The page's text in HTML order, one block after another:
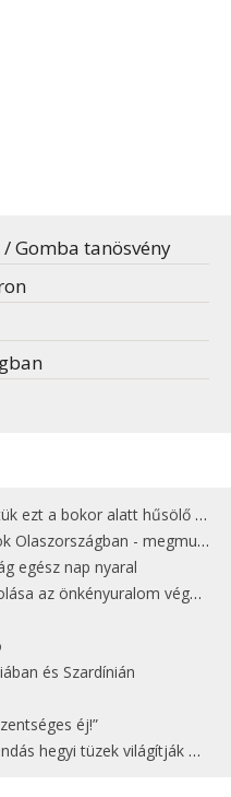
Gomba tanösvény
alatt hűsölő cicát Kisorosziban
- megmutatjuk a 15 legjobbat
egész nap nyaral
önkényuralom végét jelentette
és Szardínián
éj!”
tüzek világítják meg Zugspitzét